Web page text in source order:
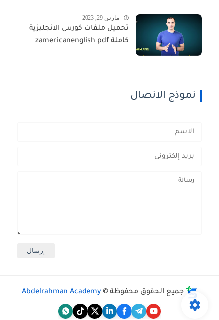
مارس 29, 2023
تحميل ملفات كورس الانجليزية
كاملة zamericanenglish pdf
نموذج الاتصال
جميع الحقوق محفوظة © Abdelrahman Academy